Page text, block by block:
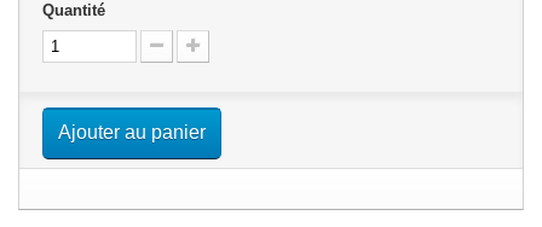
Quantité
Ajouter au panier